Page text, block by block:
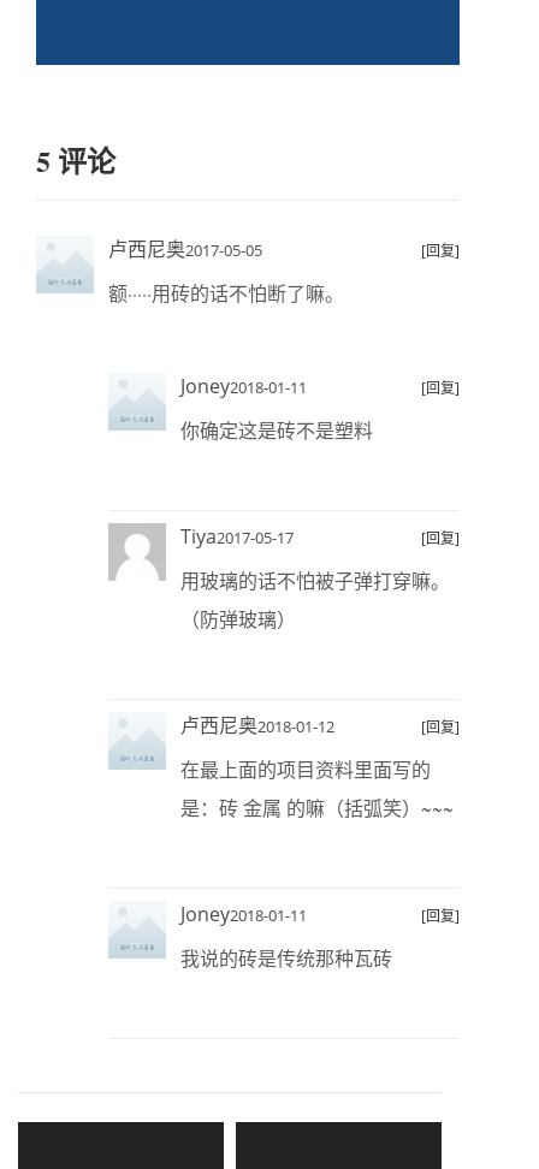
5 评论
卢西尼奥2017-05-05 [回复]
额·····用砖的话不怕断了嘛。
Joney2018-01-11 [回复]
你确定这是砖不是塑料
Tiya2017-05-17 [回复]
用玻璃的话不怕被子弹打穿嘛。
（防弹玻璃）
卢西尼奥2018-01-12 [回复]
在最上面的项目资料里面写的
是：砖 金属 的嘛（括弧笑）~~~
Joney2018-01-11 [回复]
我说的砖是传统那种瓦砖